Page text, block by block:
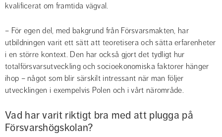
kvalificerat om framtida vägval.
– För egen del, med bakgrund från Försvarsmakten, har
utbildningen varit ett sätt att teoretisera och sätta erfarenheter
i en större kontext. Den har också gjort det tydligt hur
totalförsvarsutveckling och socioekonomiska faktorer hänger
ihop – något som blir särskilt intressant när man följer
utvecklingen i exempelvis Polen och i vårt närområde.
Vad har varit riktigt bra med att plugga på
Försvarshögskolan?